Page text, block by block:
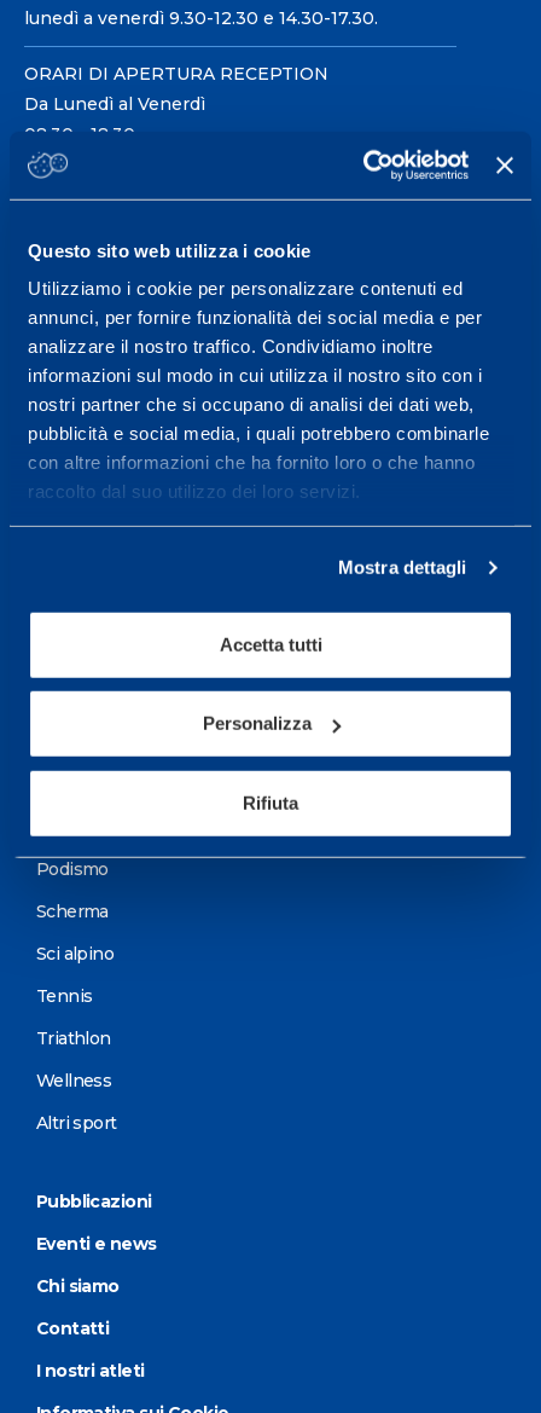
Questo sito web utilizza i cookie
Utilizziamo i cookie per personalizzare contenuti ed
annunci, per fornire funzionalità dei social media e per
analizzare il nostro traffico. Condividiamo inoltre
informazioni sul modo in cui utilizza il nostro sito con i
nostri partner che si occupano di analisi dei dati web,
pubblicità e social media, i quali potrebbero combinarle
con altre informazioni che ha fornito loro o che hanno
raccolto dal suo utilizzo dei loro servizi.
Mostra dettagli
Accetta tutti
Personalizza
Rifiuta
lunedì a venerdì 9.30-12.30 e 14.30-17.30.
ORARI DI APERTURA RECEPTION
Da Lunedì al Venerdì
08.30 - 18.30
Centro servizi per l'alta
prestazione ed il
wellness.
Maggiori informazioni
Servizi
Servizi Medici
Test di valutazione
Podismo
Scherma
Sci alpino
Tennis
Triathlon
Wellness
Altri sport
Pubblicazioni
Eventi e news
Chi siamo
Contatti
I nostri atleti